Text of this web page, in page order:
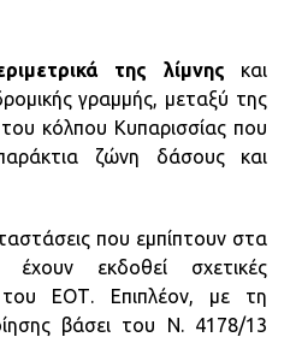
της λίμνης και
γραμμής, μεταξύ της
κόλπου Κυπαρισσίας που
ζώνη δάσους και
που εμπίπτουν στα
έχουν εκδοθεί σχετικές
του ΕΟΤ. Επιπλέον, με τη
βάσει του Ν. 4178/13